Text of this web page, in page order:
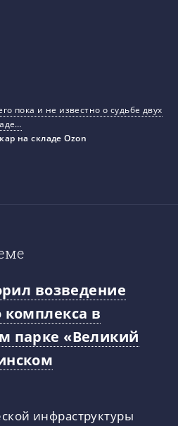
пока и не известно о судьбе двух
на складе Ozon
возведение
комплекса в
парке «Великий
инфраструктуры